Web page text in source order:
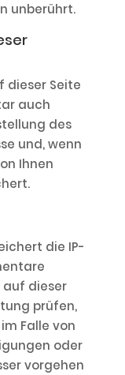
unberührt.
dieser Seite
auch
des
und, wenn
Ihnen
die IP-
auf dieser
prüfen,
Falle von
oder
vorgehen